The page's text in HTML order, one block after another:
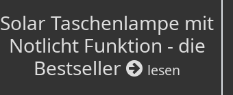
Solar Taschenlampe mit
Notlicht Funktion - die
Bestseller
lesen